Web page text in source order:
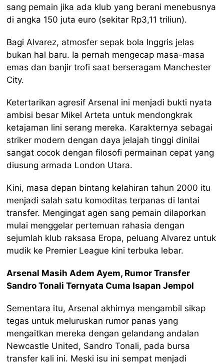
sang pemain jika ada klub yang berani menebusnya
di angka 150 juta euro (sekitar Rp3,11 triliun).
Bagi Alvarez, atmosfer sepak bola Inggris jelas
bukan hal baru. Ia pernah mengecap masa-masa
emas dan banjir trofi saat berseragam Manchester
City.
Ketertarikan agresif Arsenal ini menjadi bukti nyata
ambisi besar Mikel Arteta untuk mendongkrak
ketajaman lini serang mereka. Karakternya sebagai
striker modern dengan daya jelajah tinggi dinilai
sangat cocok dengan filosofi permainan cepat yang
diusung armada London Utara.
Kini, masa depan bintang kelahiran tahun 2000 itu
menjadi salah satu komoditas terpanas di lantai
transfer. Mengingat agen sang pemain dilaporkan
mulai menggelar pertemuan rahasia dengan
sejumlah klub raksasa Eropa, peluang Alvarez untuk
mudik ke Premier League kini terbuka lebar.
Arsenal Masih Adem Ayem, Rumor Transfer
Sandro Tonali Ternyata Cuma Isapan Jempol
Sementara itu, Arsenal akhirnya mengambil sikap
tegas untuk meluruskan rumor panas yang
mengaitkan mereka dengan gelandang andalan
Newcastle United, Sandro Tonali, pada bursa
transfer kali ini. Meski isu ini sempat menjadi